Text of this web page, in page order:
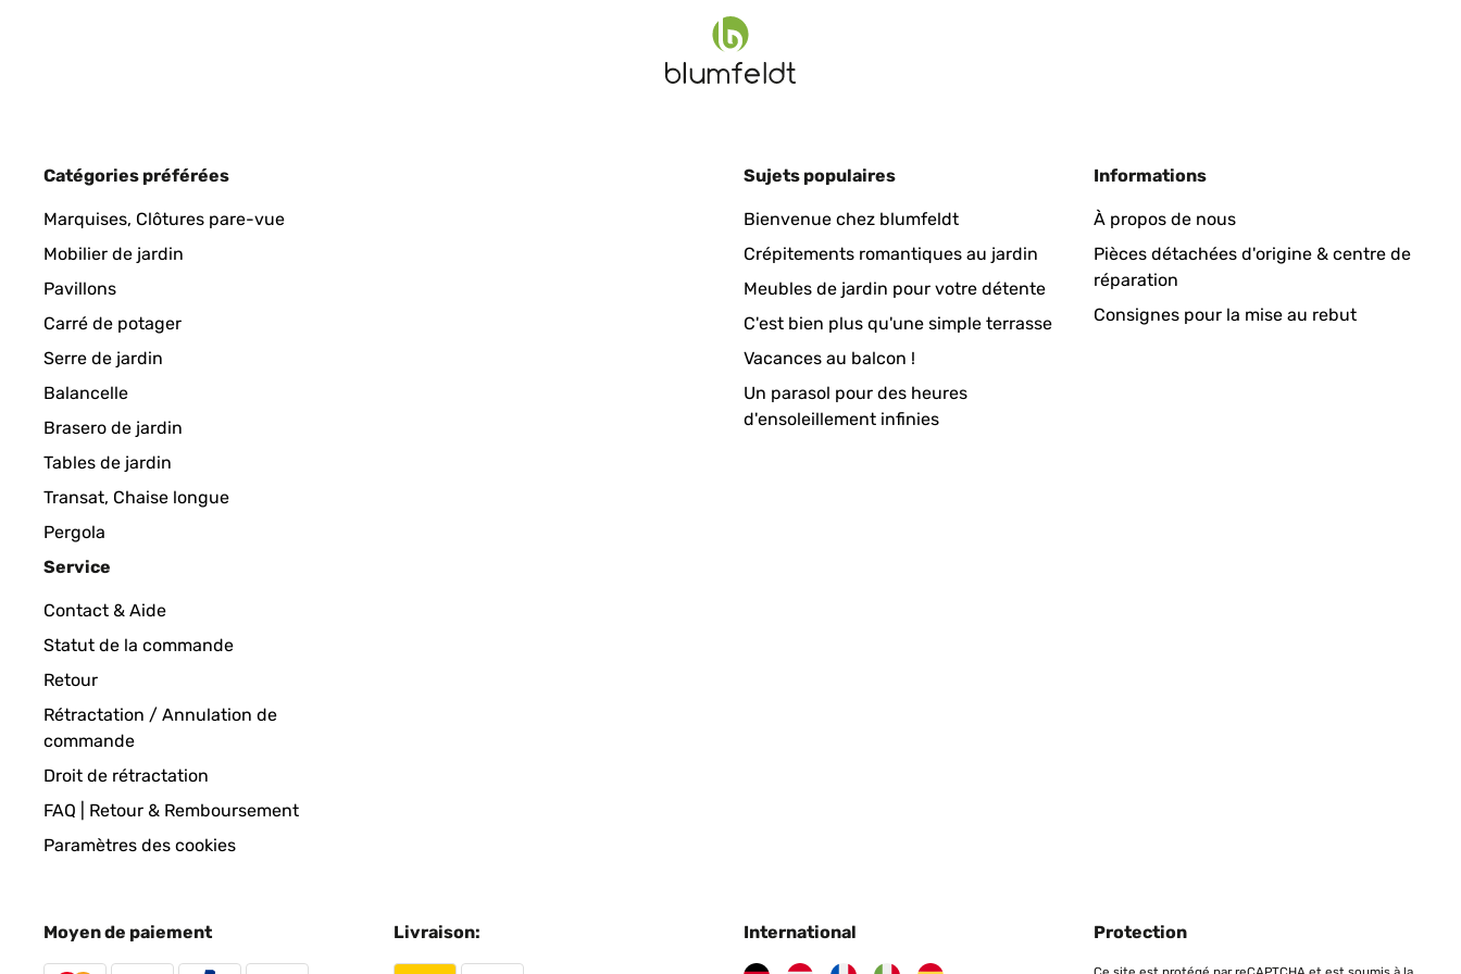
Catégories préférées
Marquises, Clôtures pare-vue
Mobilier de jardin
Pavillons
Carré de potager
Serre de jardin
Balancelle
Brasero de jardin
Tables de jardin
Transat, Chaise longue
Pergola
Sujets populaires
Bienvenue chez blumfeldt
Crépitements romantiques au jardin
Meubles de jardin pour votre détente
C'est bien plus qu'une simple terrasse
Vacances au balcon !
Un parasol pour des heures
d'ensoleillement infinies
Informations
À propos de nous
Pièces détachées d'origine & centre de
réparation
Consignes pour la mise au rebut
Service
Contact & Aide
Statut de la commande
Retour
Rétractation / Annulation de
commande
Droit de rétractation
FAQ | Retour & Remboursement
Paramètres des cookies
Moyen de paiement Livraison: International Protection